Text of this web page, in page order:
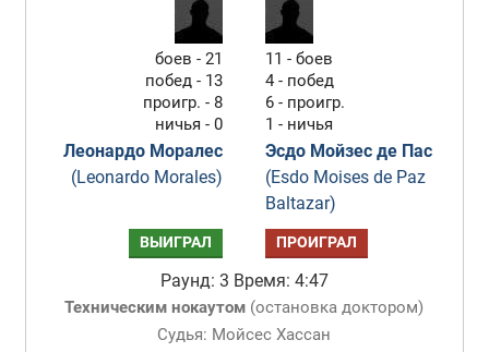
боев - 21
побед - 13
проигр. - 8
ничья - 0
Леонардо Моралес
(Leonardo Morales)
11 - боев
4 - побед
6 - проигр.
1 - ничья
Эсдо Мойзес де Пас
(Esdo Moises de Paz
Baltazar)
ВЫИГРАЛ ПРОИГРАЛ
Раунд: 3 Время: 4:47
Техническим нокаутом (остановка доктором)
Судья: Мойсес Хассан